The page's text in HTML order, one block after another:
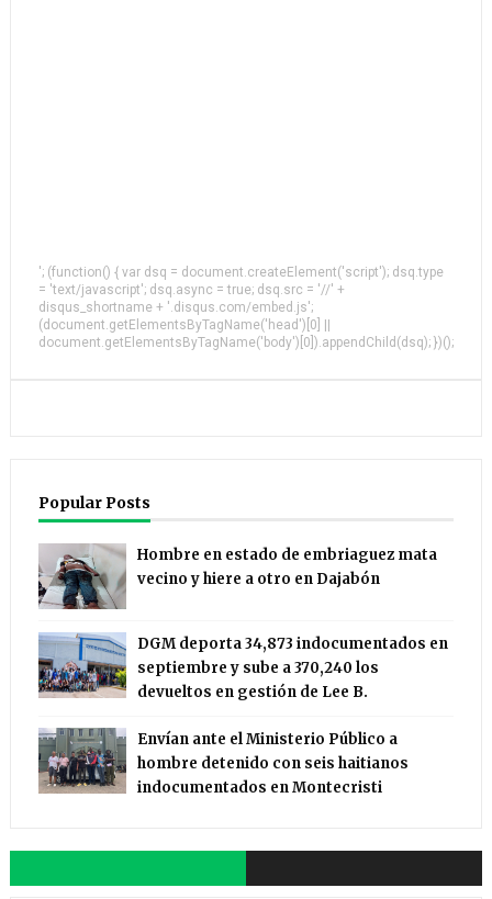
'; (function() { var dsq = document.createElement('script'); dsq.type
= 'text/javascript'; dsq.async = true; dsq.src = '//' +
disqus_shortname + '.disqus.com/embed.js';
(document.getElementsByTagName('head')[0] ||
document.getElementsByTagName('body')[0]).appendChild(dsq); })();
Popular Posts
Hombre en estado de embriaguez mata
vecino y hiere a otro en Dajabón
DGM deporta 34,873 indocumentados en
septiembre y sube a 370,240 los
devueltos en gestión de Lee B.
Envían ante el Ministerio Público a
hombre detenido con seis haitianos
indocumentados en Montecristi